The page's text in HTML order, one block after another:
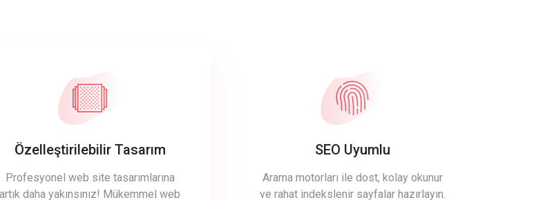
Özelleştirilebilir Tasarım
Profesyonel web site tasarımlarına
artık daha yakınsınız! Mükemmel web
SEO Uyumlu
Arama motorları ile dost, kolay okunur
ve rahat indekslenir sayfalar hazırlayın.